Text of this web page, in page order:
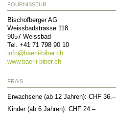
FOURNISSEUR
Bischofberger AG
Weissbadstrasse 118
9057 Weissbad
Tel. +41 71 798 90 10
info@ baerli-biber.ch
www.baerli-biber.ch
FRAIS
Erwachsene (ab 12 Jahren): CHF 36.–
Kinder (ab 6 Jahren): CHF 24.–